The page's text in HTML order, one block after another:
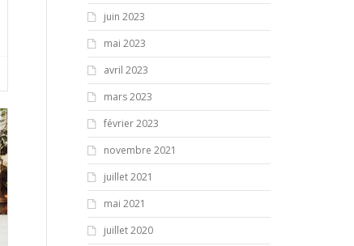
juin 2023
mai 2023
avril 2023
mars 2023
février 2023
novembre 2021
juillet 2021
mai 2021
juillet 2020